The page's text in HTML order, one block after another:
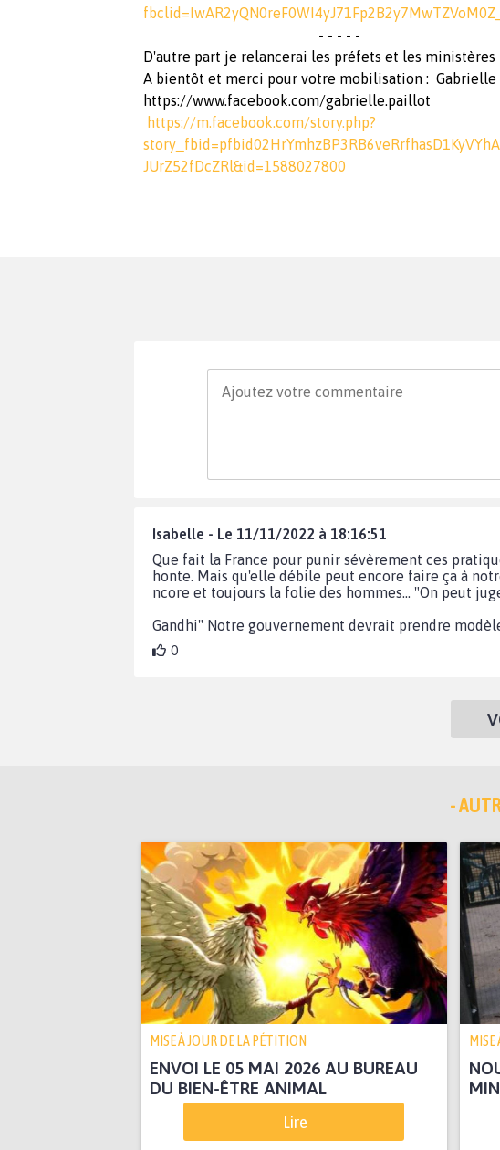
- - - - -
D'autre part je relancerai les préfets et les ministères
A bientôt et merci pour votre mobilisation : Gabrielle
https://www.facebook.com/gabrielle.paillot
https://m.facebook.com/story.php?
JUrZ52fDcZRl&id=1588027800
Isabelle - Le 11/11/2022 à 18:16:51
Que fait la France pour punir sévèrement ces
honte. Mais qu'elle débile peut encore faire ça à
ncore et toujours la folie des hommes... "On peut
Gandhi" Notre gouvernement devrait prendre
0
-
MISE À JOUR DE LA PÉTITION
ENVOI LE 05 MAI 2026 AU BUREAU
DU BIEN-ÊTRE ANIMAL
Lire
MISE